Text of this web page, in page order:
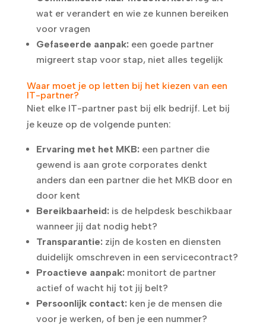
wat er verandert en wie ze kunnen bereiken
voor vragen
Gefaseerde aanpak: een goede partner
migreert stap voor stap, niet alles tegelijk
Waar moet je op letten bij het kiezen van een
IT-partner?
Niet elke IT-partner past bij elk bedrijf. Let bij
je keuze op de volgende punten:
Ervaring met het MKB: een partner die
gewend is aan grote corporates denkt
anders dan een partner die het MKB door en
door kent
Bereikbaarheid: is de helpdesk beschikbaar
wanneer jij dat nodig hebt?
Transparantie: zijn de kosten en diensten
duidelijk omschreven in een servicecontract?
Proactieve aanpak: monitort de partner
actief of wacht hij tot jij belt?
Persoonlijk contact: ken je de mensen die
voor je werken, of ben je een nummer?